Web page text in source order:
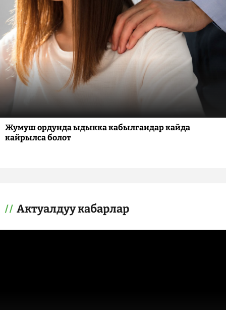
Жумуш ордунда ыдыкка кабылгандар кайда
кайрылса болот
Актуалдуу кабарлар